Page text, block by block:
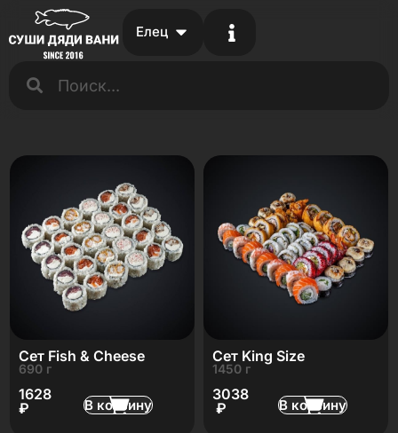
Елец
Сет Fish & Cheese
690 г
1628
₽
В корзину
Сет King Size
1450 г
3038
₽
В корзину